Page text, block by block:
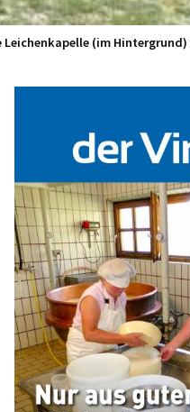
(im